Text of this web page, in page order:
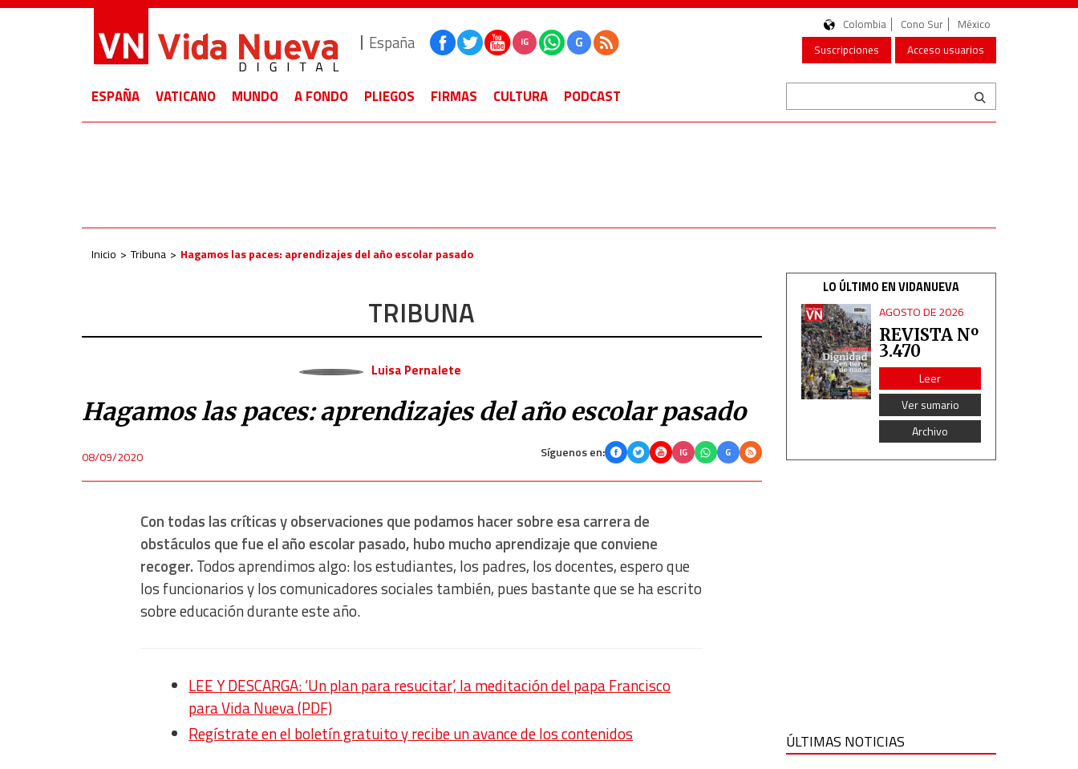
España IG G
Colombia Cono Sur
México
Suscripciones
Acceso usuarios
ESPAÑA VATICANO MUNDO A FONDO PLIEGOS FIRMAS CULTURA PODCAST
Inicio Tribuna Hagamos las paces: aprendizajes del año escolar pasado
TRIBUNA
Luisa Pernalete
Hagamos las paces: aprendizajes del año escolar pasado
08/09/2020 Síguenos en: IG G
Con todas las críticas y observaciones que podamos hacer sobre esa carrera de
obstáculos que fue el año escolar pasado, hubo mucho aprendizaje que conviene
recoger. Todos aprendimos algo: los estudiantes, los padres, los docentes, espero que
los funcionarios y los comunicadores sociales también, pues bastante que se ha escrito
sobre educación durante este año.
LEE Y DESCARGA: ‘Un plan para resucitar’, la meditación del papa Francisco
para Vida Nueva (PDF)
Regístrate en el boletín gratuito y recibe un avance de los contenidos
LO ÚLTIMO EN VIDANUEVA
AGOSTO DE 2026
REVISTA Nº
3.470
Leer
Ver sumario
Archivo
ÚLTIMAS NOTICIAS